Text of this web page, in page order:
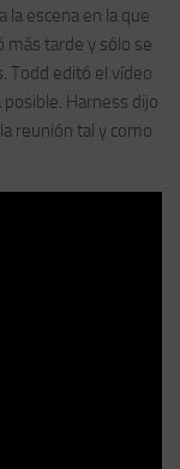
la escena en la que
más tarde y sólo se
Todd editó el vídeo
Harness dijo
reunión tal y como